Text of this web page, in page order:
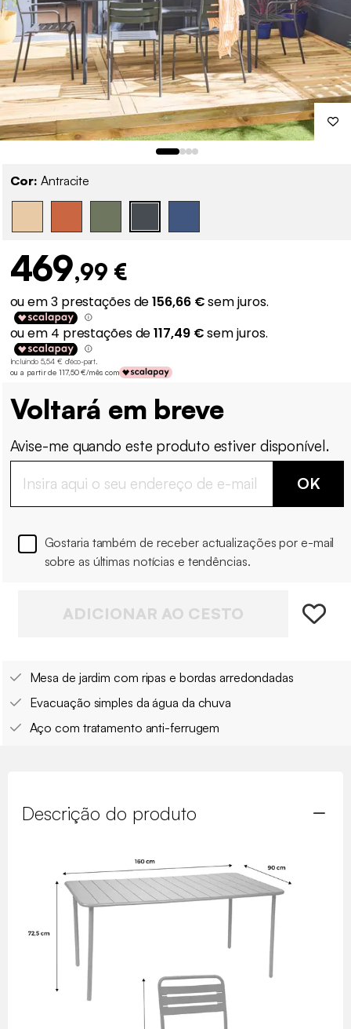
Cor: Antracite
469,99 €
Incluindo 5,54 € d'éco-part.
ou a partir de 117,50 €/mês com
Voltará em breve
Avise-me quando este produto estiver disponível.
OK
Gostaria também de receber actualizações por e-mail
sobre as últimas notícias e tendências.
ADICIONAR AO CESTO
Mesa de jardim com ripas e bordas arredondadas
Evacuação simples da água da chuva
Aço com tratamento anti-ferrugem
Descrição do produto